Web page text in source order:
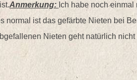
Anmerkung: Ich habe noch
normal ist das gefärbte Nieten bei
Nieten geht natürlich